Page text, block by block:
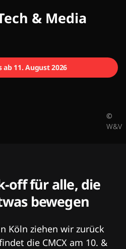
& Media
ab 11. August 2026
©
W&V
off für alle, die
bewegen
Köln ziehen wir zurück
die CMCX am 10. &